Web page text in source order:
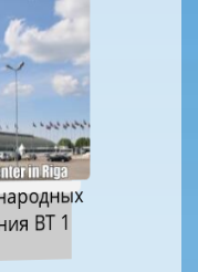
ВТ 1